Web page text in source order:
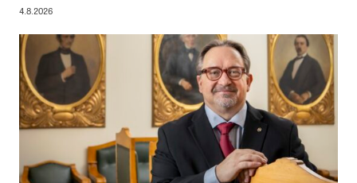
4.8.2026